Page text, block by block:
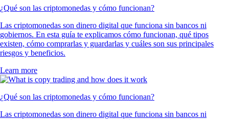
¿Qué son las criptomonedas y cómo funcionan?
Las criptomonedas son dinero digital que funciona sin bancos ni
gobiernos. En esta guía te explicamos cómo funcionan, qué tipos
existen, cómo comprarlas y guardarlas y cuáles son sus principales
riesgos y beneficios.
Learn more
¿Qué son las criptomonedas y cómo funcionan?
Las criptomonedas son dinero digital que funciona sin bancos ni